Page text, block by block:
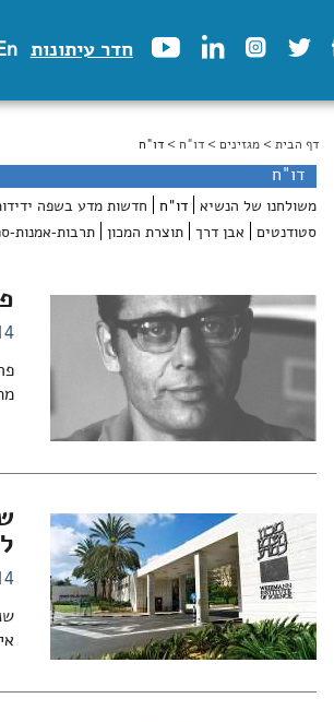
חדר עיתונות
הינך נמצא כאן
דף הבית >מגזינים >דו"ח > דו"ח
דו"ח
משולחנו של הנשיא דו"ח חדשות מדע בשפה
סטודנטים
אבן דרך תוצרת המכון תרבות-אמנות-